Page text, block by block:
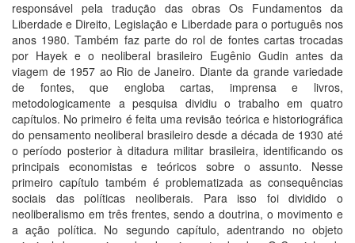
responsável pela tradução das obras Os Fundamentos da
Liberdade e Direito, Legislação e Liberdade para o português nos
anos 1980. Também faz parte do rol de fontes cartas trocadas
por Hayek e o neoliberal brasileiro Eugênio Gudin antes da
viagem de 1957 ao Rio de Janeiro. Diante da grande variedade
de fontes, que engloba cartas, imprensa e livros,
metodologicamente a pesquisa dividiu o trabalho em quatro
capítulos. No primeiro é feita uma revisão teórica e historiográfica
do pensamento neoliberal brasileiro desde a década de 1930 até
o período posterior à ditadura militar brasileira, identificando os
principais economistas e teóricos sobre o assunto. Nesse
primeiro capítulo também é problematizada as consequências
sociais das políticas neoliberais. Para isso foi dividido o
neoliberalismo em três frentes, sendo a doutrina, o movimento e
a ação política. No segundo capítulo, adentrando no objeto